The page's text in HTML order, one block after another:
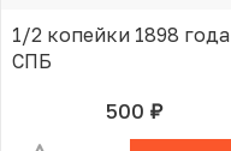
1/2 копейки 1898 года
СПБ
500 руб.В КОРЗИНЕ